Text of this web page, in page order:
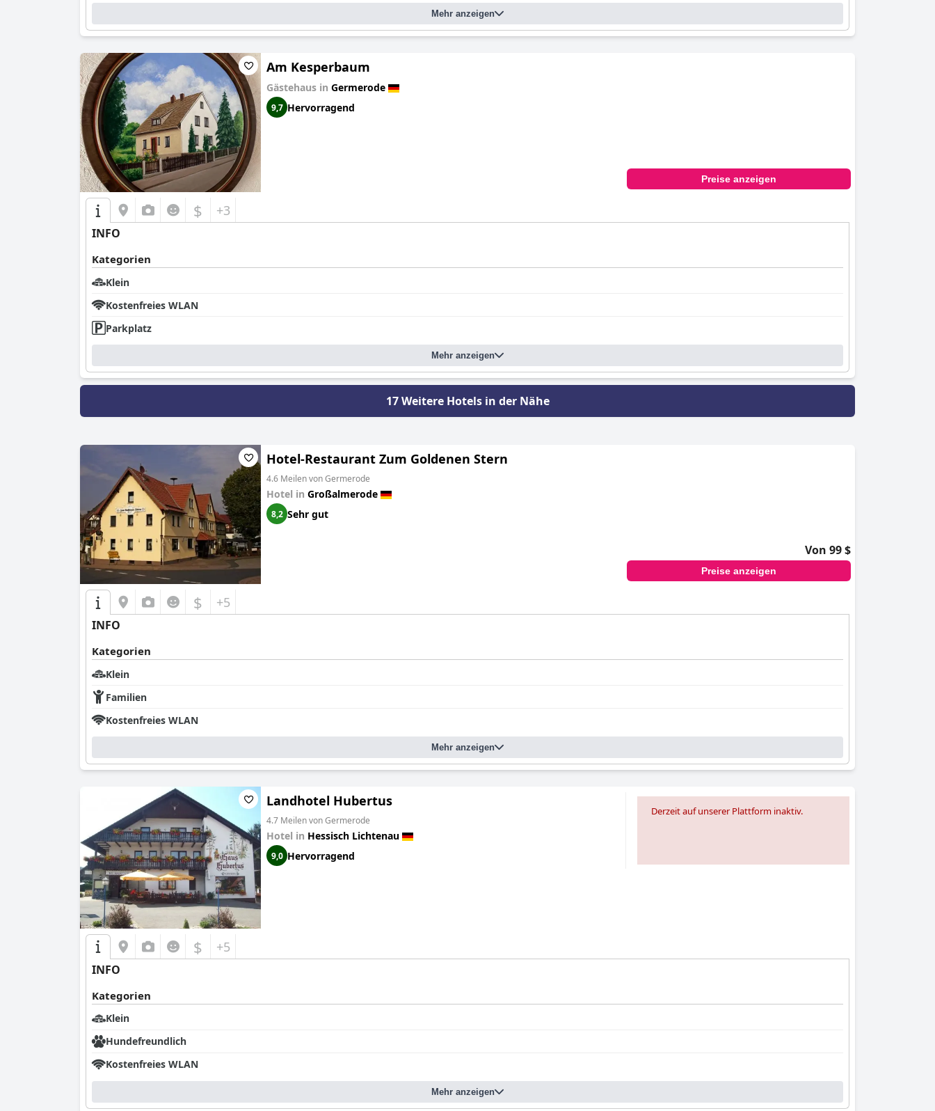
Mehr anzeigen
Am Kesperbaum
Gästehaus in Germerode
9,7 Hervorragend
Preise anzeigen
$ +3
INFO
Kategorien
Klein
Kostenfreies WLAN
Parkplatz
Mehr anzeigen
17 Weitere Hotels in der Nähe
Hotel-Restaurant Zum Goldenen Stern
4.6 Meilen von Germerode
Hotel in Großalmerode
8,2 Sehr gut
Von 99 $
Preise anzeigen
$ +5
INFO
Kategorien
Klein
Familien
Kostenfreies WLAN
Mehr anzeigen
Landhotel Hubertus
4.7 Meilen von Germerode
Hotel in Hessisch Lichtenau
9,0 Hervorragend
Derzeit auf unserer Plattform inaktiv.
$ +5
INFO
Kategorien
Klein
Hundefreundlich
Kostenfreies WLAN
Mehr anzeigen